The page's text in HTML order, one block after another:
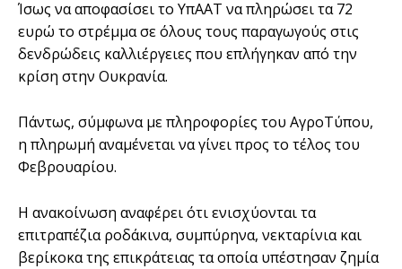
Ίσως να αποφασίσει το ΥπΑΑΤ να πληρώσει τα 72
ευρώ το στρέμμα σε όλους τους παραγωγούς στις
δενδρώδεις καλλιέργειες που επλήγηκαν από την
κρίση στην Ουκρανία.
Πάντως, σύμφωνα με πληροφορίες του ΑγροΤύπου,
η πληρωμή αναμένεται να γίνει προς το τέλος του
Φεβρουαρίου.
Η ανακοίνωση αναφέρει ότι ενισχύονται τα
επιτραπέζια ροδάκινα, συμπύρηνα, νεκταρίνια και
βερίκοκα της επικράτειας τα οποία υπέστησαν ζημία